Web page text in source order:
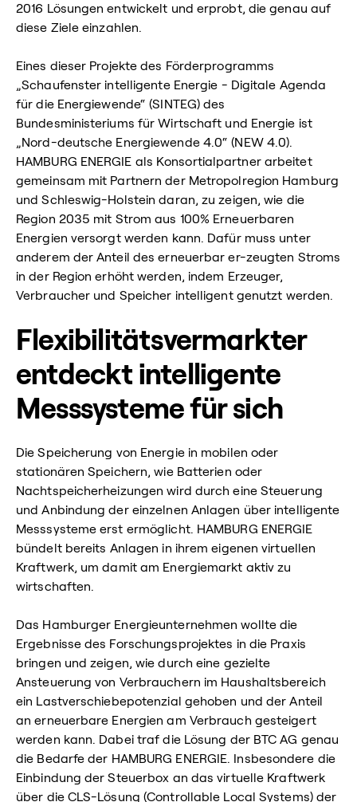
2016 Lösungen entwickelt und erprobt, die genau auf
diese Ziele einzahlen.
Eines dieser Projekte des Förderprogramms
„Schaufenster intelligente Energie - Digitale Agenda
für die Energiewende“ (SINTEG) des
Bundesministeriums für Wirtschaft und Energie ist
„Nord-deutsche Energiewende 4.0“ (NEW 4.0).
HAMBURG ENERGIE als Konsortialpartner arbeitet
gemeinsam mit Partnern der Metropolregion Hamburg
und Schleswig-Holstein daran, zu zeigen, wie die
Region 2035 mit Strom aus 100% Erneuerbaren
Energien versorgt werden kann. Dafür muss unter
anderem der Anteil des erneuerbar er-zeugten Stroms
in der Region erhöht werden, indem Erzeuger,
Verbraucher und Speicher intelligent genutzt werden.
Flexibilitätsvermarkter
entdeckt intelligente
Messsysteme für sich
Die Speicherung von Energie in mobilen oder
stationären Speichern, wie Batterien oder
Nachtspeicherheizungen wird durch eine Steuerung
und Anbindung der einzelnen Anlagen über intelligente
Messsysteme erst ermöglicht. HAMBURG ENERGIE
bündelt bereits Anlagen in ihrem eigenen virtuellen
Kraftwerk, um damit am Energiemarkt aktiv zu
wirtschaften.
Das Hamburger Energieunternehmen wollte die
Ergebnisse des Forschungsprojektes in die Praxis
bringen und zeigen, wie durch eine gezielte
Ansteuerung von Verbrauchern im Haushaltsbereich
ein Lastverschiebepotenzial gehoben und der Anteil
an erneuerbare Energien am Verbrauch gesteigert
werden kann. Dabei traf die Lösung der BTC AG genau
die Bedarfe der HAMBURG ENERGIE. Insbesondere die
Einbindung der Steuerbox an das virtuelle Kraftwerk
über die CLS-Lösung (Controllable Local Systems) der